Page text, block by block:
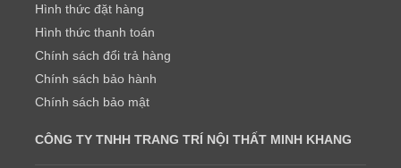
Hình thức đặt hàng
Hình thức thanh toán
Chính sách đổi trả hàng
Chính sách bảo hành
Chính sách bảo mật
CÔNG TY TNHH TRANG TRÍ NỘI THẤT MINH KHANG